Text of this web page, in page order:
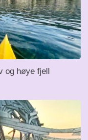
og høye fjell